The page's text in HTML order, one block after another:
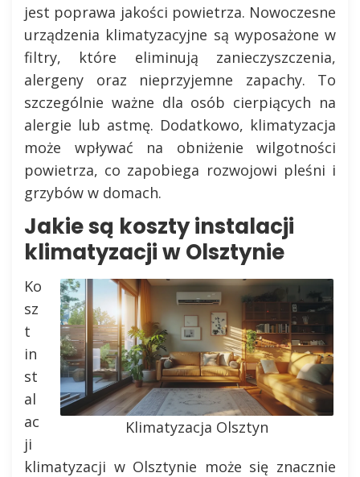
jest poprawa jakości powietrza. Nowoczesne
urządzenia klimatyzacyjne są wyposażone w
filtry, które eliminują zanieczyszczenia,
alergeny oraz nieprzyjemne zapachy. To
szczególnie ważne dla osób cierpiących na
alergie lub astmę. Dodatkowo, klimatyzacja
może wpływać na obniżenie wilgotności
powietrza, co zapobiega rozwojowi pleśni i
grzybów w domach.
Jakie są koszty instalacji
klimatyzacji w Olsztynie
Klimatyzacja Olsztyn
Ko
sz
t
in
st
al
ac
ji
klimatyzacji w Olsztynie może się znacznie